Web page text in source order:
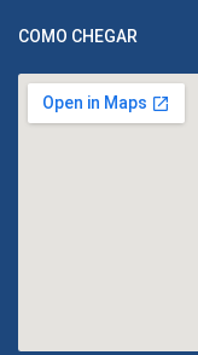
COMO CHEGAR